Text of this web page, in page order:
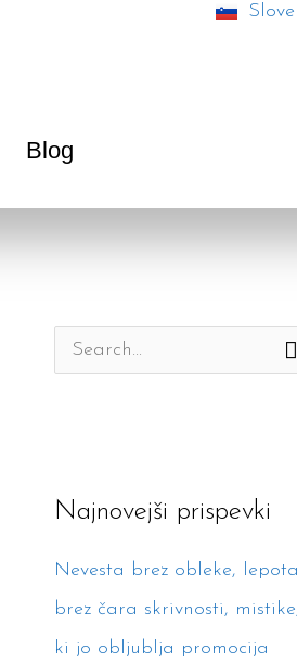
Blog
cNajnovejši prispevki
Nevesta brez obleke, lepota
brez čara skrivnosti,
ki jo obljublja promocija